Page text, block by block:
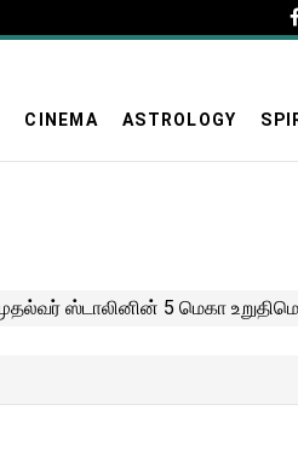
CINEMA ASTROLOGY